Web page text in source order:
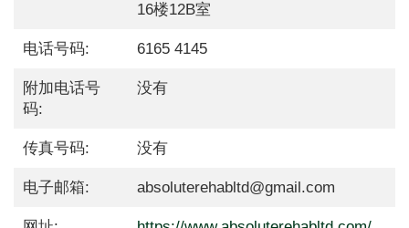
16楼12B室
电话号码: 6165 4145
附加电话号
码:
没有
传真号码: 没有
电子邮箱: absoluterehabltd@gmail.com